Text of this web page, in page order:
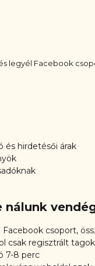
legyél Facebook
és hirdetésői árak
nálunk
Facebook csoport,
csak regisztrált
7-8 perc